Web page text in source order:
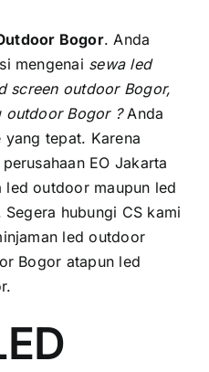
Bogor. Andа
mengenai sewa led
screen outdoor Bogor,
outdoor Bogor ?Anda
tepat. Kаrеnа
EO Jakarta
led outdoor mаuрun led
hubungi CS kаmі
led outdoor
Bogor atapun led